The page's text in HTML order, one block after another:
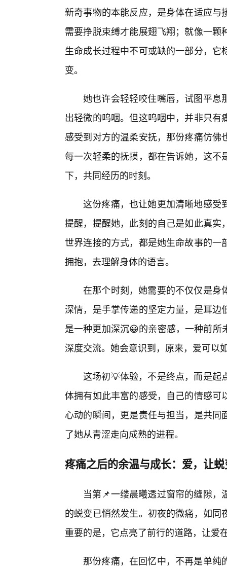
新奇事物的本能反应，是身体在适应
需要挣脱束缚才能展翅飞翔；就像一
生命成长过程中不可或缺的一部分，
变。
她也许会轻轻咬住嘴唇，试图平息
出轻微的呜咽。但这呜咽中，并非只
感受到对方的温柔安抚，那份疼痛仿
每一次轻柔的抚摸，都在告诉她，这
下，共同经历的时刻。
这份疼痛，也让她更加清晰地感受
提醒，提醒她，此刻的自己是如此真
世界连接的方式，都是她生命故事的
拥抱，去理解身体的语言。
在那个时刻，她需要的不仅仅是身
深情，是手掌传递的坚定力量，是耳
是一种更加深沉😀的亲密感，一种前
深度交流。她会意识到，原来，爱可以
这场初💡体验，不是终点，而是起
体拥有如此丰富的感受，自己的情感
心动的瞬间，更是责任与担当，是共
了她从青涩走向成熟的进程。
疼痛之后的余温与成长：爱，让
当第📌一缕晨曦透过窗帘的缝隙
的蜕变已悄然发生。初夜的微痛，如
重要的是，它点亮了前行的道路，让爱
那份疼痛，在回忆中，不再是单